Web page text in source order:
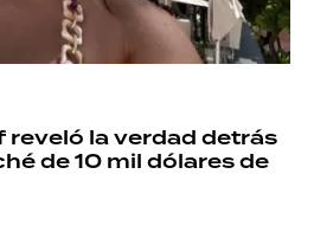
la verdad detrás
de 10 mil dólares de